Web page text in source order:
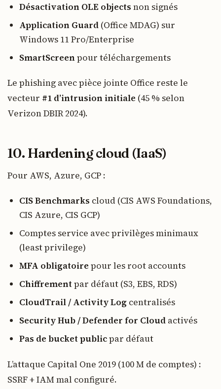
Désactivation OLE objects non signés
Application Guard (Office MDAG) sur
Windows 11 Pro/Enterprise
SmartScreenpour téléchargements
Le phishing avec pièce jointe Office reste le
vecteur #1 d’intrusion initiale (45 % selon
Verizon DBIR 2024).
10. Hardening cloud (IaaS)
Pour AWS, Azure, GCP :
CIS Benchmarks cloud (CIS AWS Foundations,
CIS Azure, CIS GCP)
Comptes service avec privilèges minimaux
(least privilege)
MFA obligatoire pour les root accounts
Chiffrement par défaut (S3, EBS, RDS)
CloudTrail / Activity Log centralisés
Security Hub / Defender for Cloud activés
Pas de bucket publicpar défaut
L’attaque Capital One 2019 (100 M de comptes) :
SSRF + IAM mal configuré.